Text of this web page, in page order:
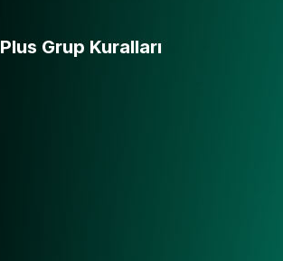
Plus Grup Kuralları